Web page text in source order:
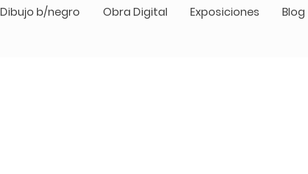
Dibujo b/negro Obra Digital Exposiciones Blog